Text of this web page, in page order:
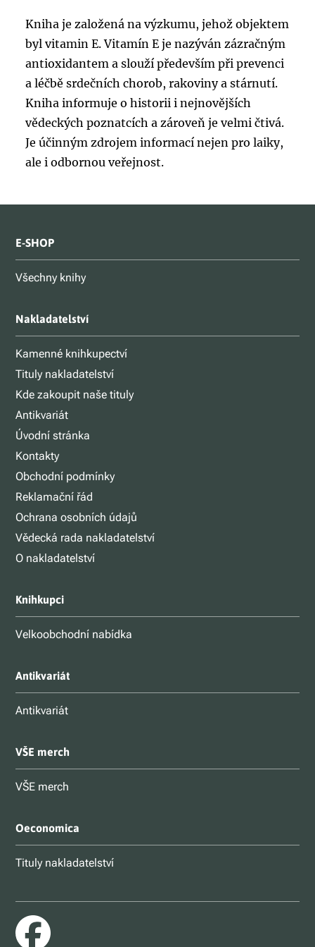
Kniha je založená na výzkumu, jehož objektem
byl vitamin E. Vitamín E je nazýván zázračným
antioxidantem a slouží především při prevenci
a léčbě srdečních chorob, rakoviny a stárnutí.
Kniha informuje o historii i nejnovějších
vědeckých poznatcích a zároveň je velmi čtivá.
Je účinným zdrojem informací nejen pro laiky,
ale i odbornou veřejnost.
E-SHOP
Všechny knihy
Nakladatelství
Kamenné knihkupectví
Tituly nakladatelství
Kde zakoupit naše tituly
Antikvariát
Úvodní stránka
Kontakty
Obchodní podmínky
Reklamační řád
Ochrana osobních údajů
Vědecká rada nakladatelství
O nakladatelství
Knihkupci
Velkoobchodní nabídka
Antikvariát
Antikvariát
VŠE merch
VŠE merch
Oeconomica
Tituly nakladatelství